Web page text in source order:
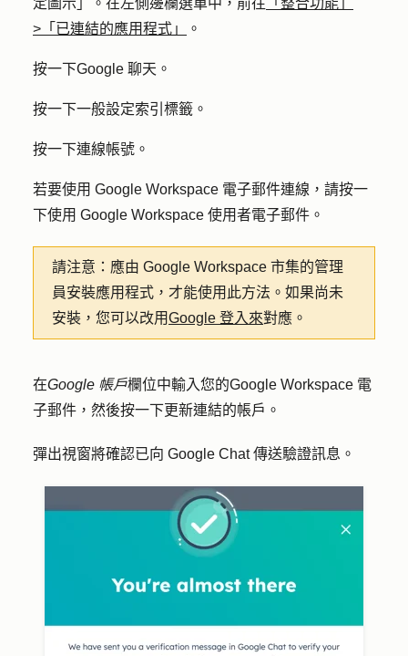
定圖示」。在左側邊欄選單中，前往 「整合功能」
>「已連結的應用程式」
。
按一下Google 聊天 。
按一下一般設定索引標籤。
按一下連線帳號 。
若要使用 Google Workspace 電子郵件連線，請按一
下使用 Google Workspace 使用者電子郵件 。
請注意： 應由 Google Workspace 市集的管理
員安裝應用程式，才能使用此方法。如果尚未
安裝，您可以改用Google 登入來對應。
在Google 帳戶欄位中輸入您的Google Workspace 電
子郵件 ，然後按一下更新連結的帳戶 。
彈出視窗將確認已向 Google Chat 傳送驗證訊息。